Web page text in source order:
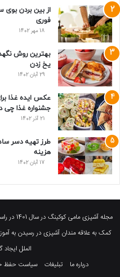
فوری
18 مهر 1402
بهترین روش
یخ زدن
29 آبان 1402
عکس ایده غذا
جشنواره غذا
21 آذر 1402
هزینه
17 آبان 1402
مجله
کمک به علاقه مندان آشپزی در رسیدن به
الملل ایجاد
درباره ما
تبلیغات سیاست حفظ